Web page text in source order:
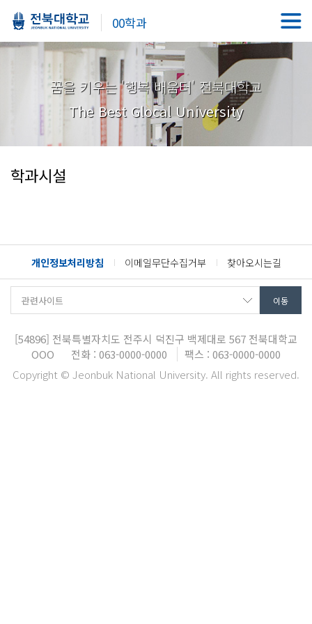
00학과
꿈을 키우는 '행복 배움터' 전북대학교
The Best Glocal University
학과시설
개인정보처리방침 이메일무단수집거부 찾아오시는길
[54896] 전북특별자치도 전주시 덕진구 백제대로 567 전북대학교
OOO
전화 : 063-0000-0000
팩스 : 063-0000-0000
Copyright © Jeonbuk National University. All rights reserved.